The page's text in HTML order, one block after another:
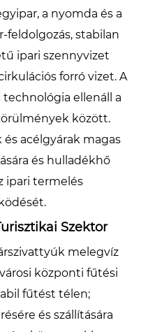
a nyomda és a
feldolgozás, stabilan
ipari szennyvizet
forró vizet. A
ellenáll a
között.
acélgyárak magas
és hulladékhő
ipari termelés
Szektor
melegvíz
központi fűtési
fűtést télen;
és szállítására